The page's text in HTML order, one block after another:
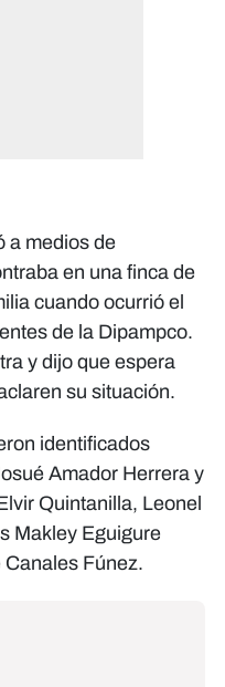
a medios de
en una finca de
cuando ocurrió el
de la Dipampco.
y dijo que espera
su situación.
identificados
Amador Herrera y
Quintanilla, Leonel
Makley Eguigure
Fúnez.